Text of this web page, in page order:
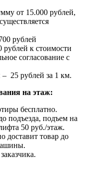
от 15.000 рублей,
рублей
к стоимости
согласование с
– 25 рублей за 1 км.
на этаж:
бесплатно.
подъезда, подъем на
50 руб./этаж.
доставит товар до